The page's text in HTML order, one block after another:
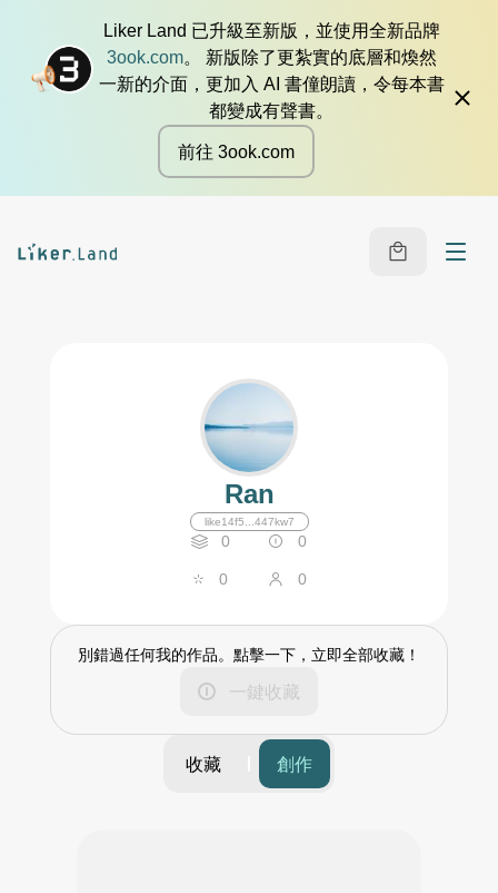
Liker Land 已升級至新版，並使用全新品牌
3ook.com。 新版除了更紮實的底層和煥然
一新的介面，更加入 AI 書僮朗讀，令每本書
都變成有聲書。
前往 3ook.com
Ran
like14f5...447kw7
0 0
0 0
別錯過任何我的作品。點擊一下，立即全部收藏！
一鍵收藏
收藏 創作